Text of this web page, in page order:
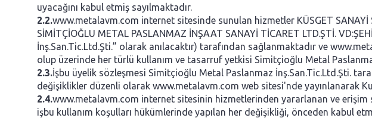
uyacağını kabul etmiş sayılmaktadır.
2.2.www.metalavm.com internet sitesinde sunulan hizmetler KÜSGET SANAYİ
SİMİTÇİOĞLU METAL PASLANMAZ İNŞAAT SANAYİ TİCARET LTD.ŞTİ.
İnş.San.Tic.Ltd.Şti.” olarak anılacaktır) tarafından sağlanmaktadır ve
olup üzerinde her türlü kullanım ve tasarruf yetkisi Simitçioğlu Metal
2.3.İşbu üyelik sözleşmesi Simitçioğlu Metal Paslanmaz İnş.San.Tic.Ltd.Şti.
değişiklikler düzenli olarak www.metalavm.com web sitesi'nde yayınlanarak
2.4.www.metalavm.com internet sitesinin hizmetlerinden yararlanan ve
işbu kullanım koşulları hükümlerinde yapılan her değişikliği, önceden kabul